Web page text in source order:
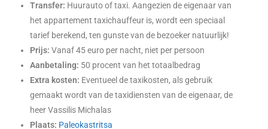
Transfer: Huurauto of taxi. Aangezien de eigenaar van
het appartement taxichauffeur is, wordt een speciaal
tarief berekend, ten gunste van de bezoeker natuurlijk!
Prijs: Vanaf 45 euro per nacht, niet per persoon
Aanbetaling: 50 procent van het totaalbedrag
Extra kosten: Eventueel de taxikosten, als gebruik
gemaakt wordt van de taxidiensten van de eigenaar, de
heer Vassilis Michalas
Plaats: Paleokastritsa